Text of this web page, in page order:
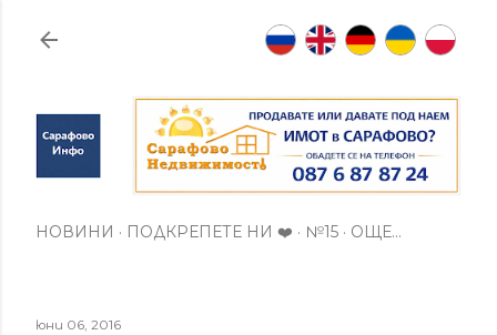
Пропускане към основното съдържание
НОВИНИ ПОДКРЕПЕТЕ НИ ❤️ №15 ОЩЕ…
юни 06, 2016